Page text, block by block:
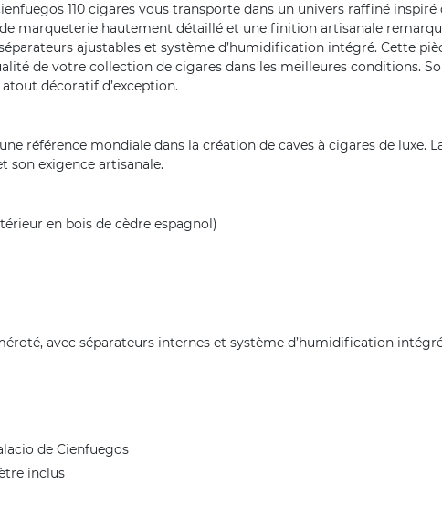
110 cigares vous transporte dans un univers raffiné
marqueterie hautement détaillé et une finition artisanale
séparateurs ajustables et système d’humidification intégré. Cette
de votre collection de cigares dans les meilleures conditions.
décoratif d’exception.
référence mondiale dans la création de caves à cigares de
son exigence artisanale.
en bois de cèdre espagnol)
avec séparateurs internes et système d’humidification
de Cienfuegos
inclus